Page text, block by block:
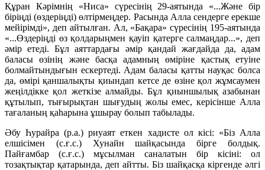
Құран Кәрімнің «Ниса» сүресінің 29-аятында «...Және бір
біріңді (өздеріңді) өлтірмеңдер. Расында Алла сендерге ерекше
мейірімді», деп айтылған. Ал, «Бақара» сүресінің 195-аятында
«...Өздеріңді өз қолдарыңмен қауіп қатерге салмаңдар...», деп
әмір етеді. Бұл аяттардағы әмір қандай жағдайда да, адам
баласы өзінің және басқа адамның өміріне қастық етуіне
болмайтындығын ескертеді. Адам баласы қатты науқас болса
да, өмірі қаншалықты қиындап кетсе де өзіне қол жұмсаумен
жеңілдікке қол жеткізе алмайды. Бұл қиыншылық азабынан
құтылып, тығырықтан шығудың жолы емес, керісінше Алла
тағаланың қаһарына ұшырау болып табылады.
Әбу Һурайра (р.а.) риуаят еткен хадисте ол кісі: «Біз Алла
елшісімен (с.ғ.с.) Хунайн шайқасында бірге болдық.
Пайғамбар (с.ғ.с.) мұсылман саналатын бір кісіні: ол
тозақтықтар қатарында, деп айтты. Біз шайқасқа кіргенде әлгі